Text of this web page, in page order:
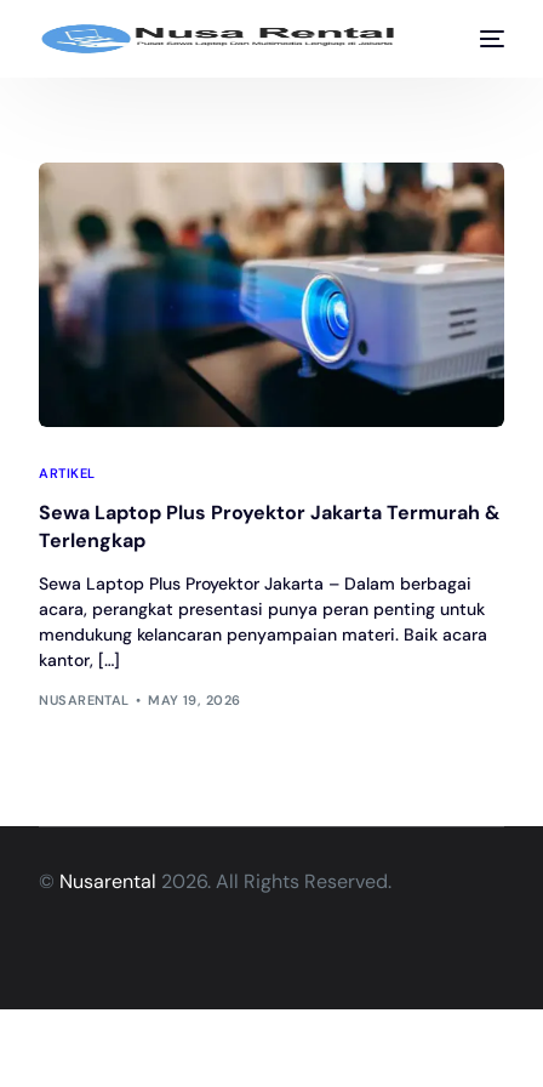
ARTIKEL
Sewa Laptop Plus Proyektor Jakarta Termurah &
Terlengkap
Sewa Laptop Plus Proyektor Jakarta – Dalam berbagai
acara, perangkat presentasi punya peran penting untuk
mendukung kelancaran penyampaian materi. Baik acara
kantor, […]
NUSARENTAL MAY 19, 2026
© Nusarental 2026. All Rights Reserved.